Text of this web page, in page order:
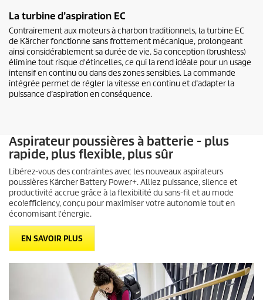
La turbine d’aspiration EC
Contrairement aux moteurs à charbon traditionnels, la turbine EC
de Kärcher fonctionne sans frottement mécanique, prolongeant
ainsi considérablement sa durée de vie. Sa conception (brushless)
élimine tout risque d'étincelles, ce qui la rend idéale pour un usage
intensif en continu ou dans des zones sensibles. La commande
intégrée permet de régler la vitesse en continu et d’adapter la
puissance d’aspiration en conséquence.
Aspirateur poussières à batterie - plus
rapide, plus flexible, plus sûr
Libérez-vous des contraintes avec les nouveaux aspirateurs
poussières Kärcher Battery Power+. Alliez puissance, silence et
productivité accrue grâce à la flexibilité du sans-fil et au mode
eco!efficiency, conçu pour maximiser votre autonomie tout en
économisant l'énergie.
EN SAVOIR PLUS